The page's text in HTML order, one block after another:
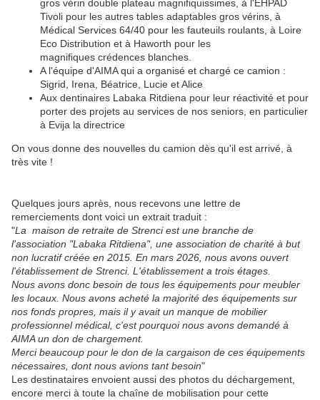
gros vérin double plateau magnifiquissimes, à l'EHPAD
Tivoli pour les autres tables adaptables gros vérins, à
Médical Services 64/40 pour les fauteuils roulants, à Loire
Eco Distribution et à Haworth pour les
magnifiques crédences blanches.
A l'équipe d'AIMA qui a organisé et chargé ce camion :
Sigrid, Irena, Béatrice, Lucie et Alice
Aux dentinaires Labaka Ritdiena pour leur réactivité et pour
porter des projets au services de nos seniors, en particulier
à Evija la directrice
On vous donne des nouvelles du camion dès qu'il est arrivé, à
très vite !
Quelques jours après, nous recevons une lettre de
remerciements dont voici un extrait traduit :
"La maison de retraite de Strenci est une branche de
l'association "Labaka Ritdiena", une association de charité à but
non lucratif créée en 2015. En mars 2026, nous avons ouvert
l'établissement de Strenci. L'établissement a trois étages.
Nous avons donc besoin de tous les équipements pour meubler
les locaux. Nous avons acheté la majorité des équipements sur
nos fonds propres, mais il y avait un manque de mobilier
professionnel médical, c'est pourquoi nous avons demandé à
AIMA un don de chargement.
Merci beaucoup pour le don de la cargaison de ces équipements
nécessaires, dont nous avions tant besoin"
Les destinataires envoient aussi des photos du déchargement,
encore merci à toute la chaîne de mobilisation pour cette